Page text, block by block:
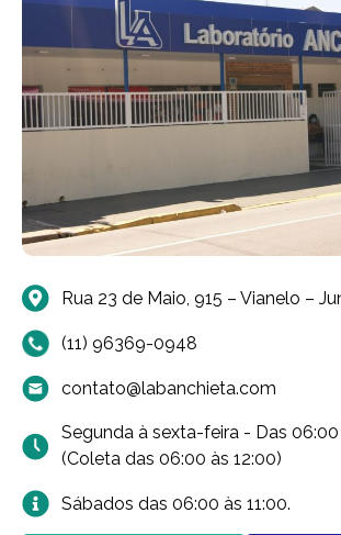
Rua 23 de Maio, 915 – Vianelo –
(11) 96369-0948
contato@labanchieta.com
Segunda à sexta-feira - Das 06:00
(Coleta das 06:00 às 12:00)
Sábados das 06:00 às 11:00.